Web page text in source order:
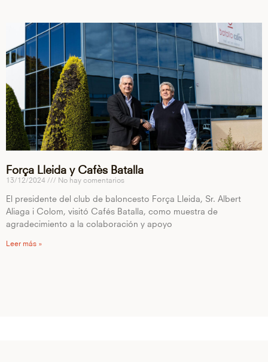
Força Lleida y Cafès Batalla
13/12/2024 No hay comentarios
El presidente del club de baloncesto Força Lleida, Sr. Albert
Aliaga i Colom, visitó Cafés Batalla, como muestra de
agradecimiento a la colaboración y apoyo
Leer más »